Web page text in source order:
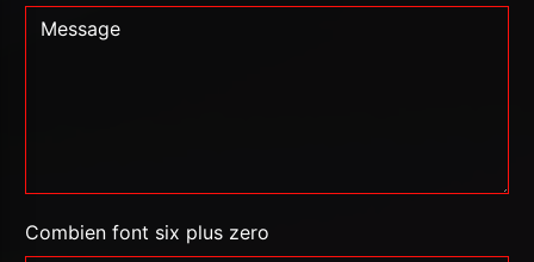
Combien font six plus zero